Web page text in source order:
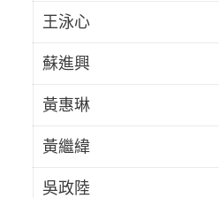
王泳心
蘇進興
黃惠琳
黃繼緯
吳政陸